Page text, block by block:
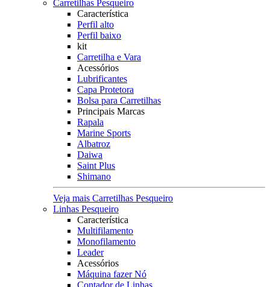
Carretilhas Pesqueiro
Característica
Perfil alto
Perfil baixo
kit
Carretilha e Vara
Acessórios
Lubrificantes
Capa Protetora
Bolsa para Carretilhas
Principais Marcas
Rapala
Marine Sports
Albatroz
Daiwa
Saint Plus
Shimano
Veja mais Carretilhas Pesqueiro
Linhas Pesqueiro
Característica
Multifilamento
Monofilamento
Leader
Acessórios
Máquina fazer Nó
Contador de Linhas